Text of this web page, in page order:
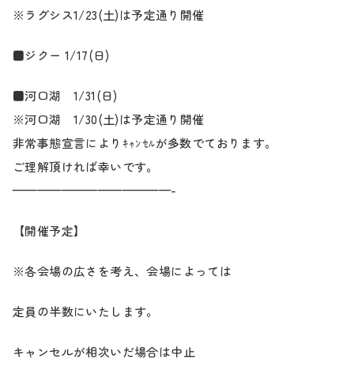
※ラグシス1/23(土)は予定通り開催
■ジクー 1/17(日)
■河口湖 1/31(日)
※河口湖 1/30(土)は予定通り開催
非常事態宣言によりｷｬﾝｾﾙが多数でております。
ご理解頂ければ幸いです。
—————————————-
【開催予定】
※各会場の広さを考え、会場によっては
定員の半数にいたします。
キャンセルが相次いだ場合は中止